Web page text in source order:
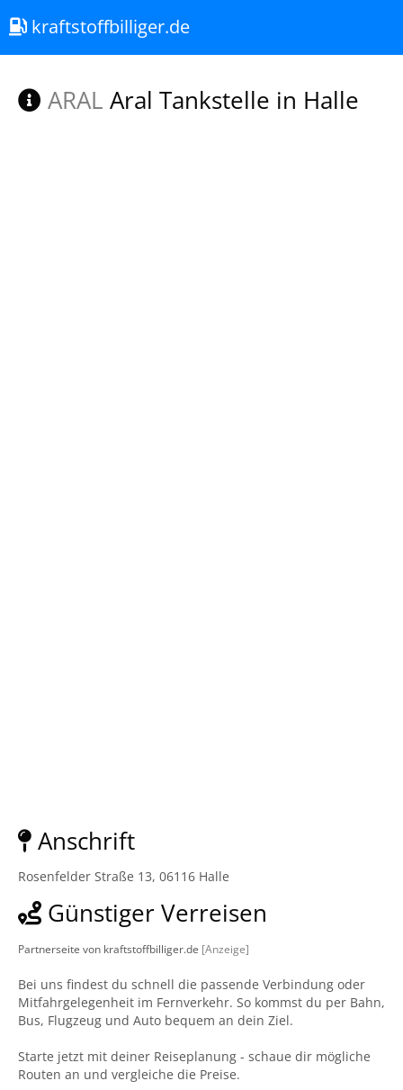
kraftstoffbilliger.de
ARAL Aral Tankstelle in Halle
Anschrift
Rosenfelder Straße 13, 06116 Halle
Günstiger Verreisen
Partnerseite von kraftstoffbilliger.de [Anzeige]
Bei uns findest du schnell die passende Verbindung oder
Mitfahrgelegenheit im Fernverkehr. So kommst du per Bahn,
Bus, Flugzeug und Auto bequem an dein Ziel.
Starte jetzt mit deiner Reiseplanung - schaue dir mögliche
Routen an und vergleiche die Preise.